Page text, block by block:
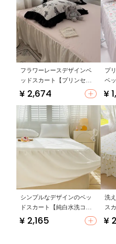
フラワーレースデザインベ
ッドスカート【プリンセス
スタイル・ダブル/シングル
（セットアップ対応）
¥ 2,674
プ
ベ
き
¥
シンプルなデザインのベッ
ドスカート【純白水洗コッ
トン・フリンジ付き】
¥ 2,165
洗
ス
カ
ド
¥